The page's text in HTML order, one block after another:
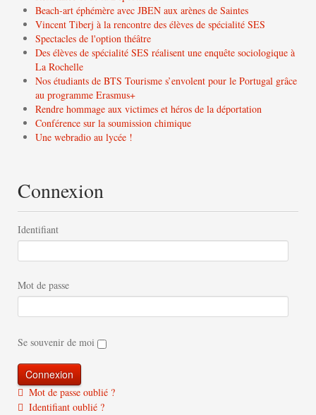
Beach-art éphémère avec JBEN aux arènes de Saintes
Vincent Tiberj à la rencontre des élèves de spécialité SES
Spectacles de l'option théâtre
Des élèves de spécialité SES réalisent une enquête sociologique à
La Rochelle
Nos étudiants de BTS Tourisme s’envolent pour le Portugal grâce
au programme Erasmus+
Rendre hommage aux victimes et héros de la déportation
Conférence sur la soumission chimique
Une webradio au lycée !
Connexion
Identifiant
Mot de passe
Se souvenir de moi
Mot de passe oublié ?
Identifiant oublié ?